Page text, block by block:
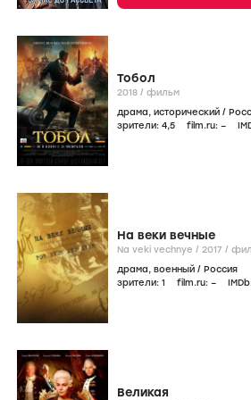
Тобол
2018 / фильм
драма, исторический /
зрители: 4,5 film.ru: –
На веки вечные
Na veki vechnye / 2017 /
драма, военный / Россия
зрители: 1 film.ru: –
Великая